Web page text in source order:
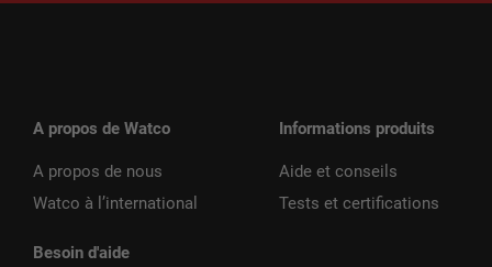
A propos de Watco
A propos de nous
Watco à l’international
Besoin d'aide
Informations produits
Aide et conseils
Tests et certifications